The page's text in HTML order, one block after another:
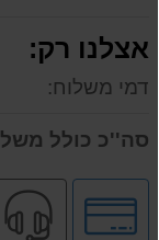
אצלנו רק:
דמי משלוח:
סה''כ כולל
לחץ